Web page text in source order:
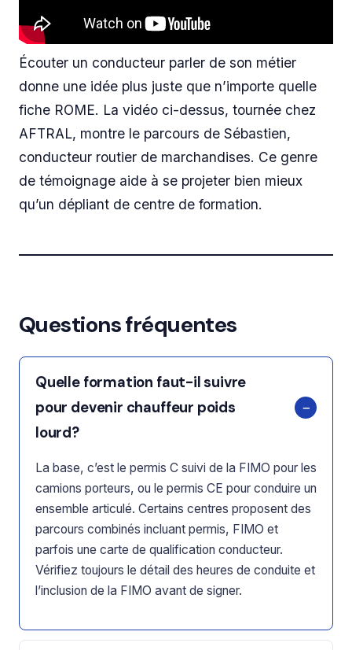
Écouter un conducteur parler de son métier
donne une idée plus juste que n’importe quelle
fiche ROME. La vidéo ci-dessus, tournée chez
AFTRAL, montre le parcours de Sébastien,
conducteur routier de marchandises. Ce genre
de témoignage aide à se projeter bien mieux
qu’un dépliant de centre de formation.
Questions fréquentes
Quelle formation faut-il suivre
pour devenir chauffeur poids
lourd?
La base, c’est le permis C suivi de la FIMO pour les
camions porteurs, ou le permis CE pour conduire un
ensemble articulé. Certains centres proposent des
parcours combinés incluant permis, FIMO et
parfois une carte de qualification conducteur.
Vérifiez toujours le détail des heures de conduite et
l’inclusion de la FIMO avant de signer.